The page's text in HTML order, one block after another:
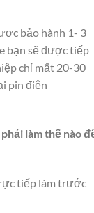
bảo hành 1- 3
bạn sẽ được tiếp
chỉ mất 20-30
pin điện
làm thế nào
tiếp làm trước